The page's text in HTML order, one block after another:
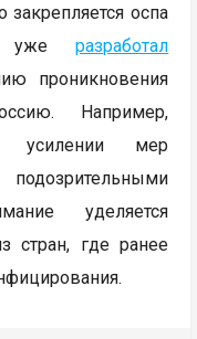
закрепляется оспа
ужеразработал
проникновения
Например,
усилении мер
уделяется
стран, где ранее